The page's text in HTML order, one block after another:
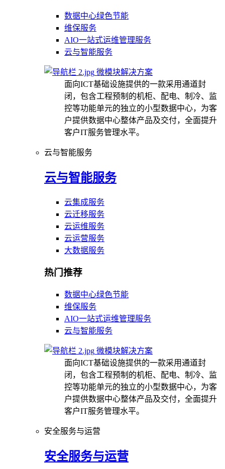
数据中心绿色节能
维保服务
AIO一站式运维管理服务
云与智能服务
微模块解决方案
面向ICT基础设施提供的一款采用通道封
闭，包含工程预制的机柜、配电、制冷、监
控等功能单元的独立的小型数据中心，为客
户提供数据中心整体产品及交付，全面提升
客户IT服务管理水平。
云与智能服务
云与智能服务
云集成服务
云迁移服务
云运维服务
云运营服务
大数据服务
热门推荐
数据中心绿色节能
维保服务
AIO一站式运维管理服务
云与智能服务
微模块解决方案
面向ICT基础设施提供的一款采用通道封
闭，包含工程预制的机柜、配电、制冷、监
控等功能单元的独立的小型数据中心，为客
户提供数据中心整体产品及交付，全面提升
客户IT服务管理水平。
安全服务与运营
安全服务与运营